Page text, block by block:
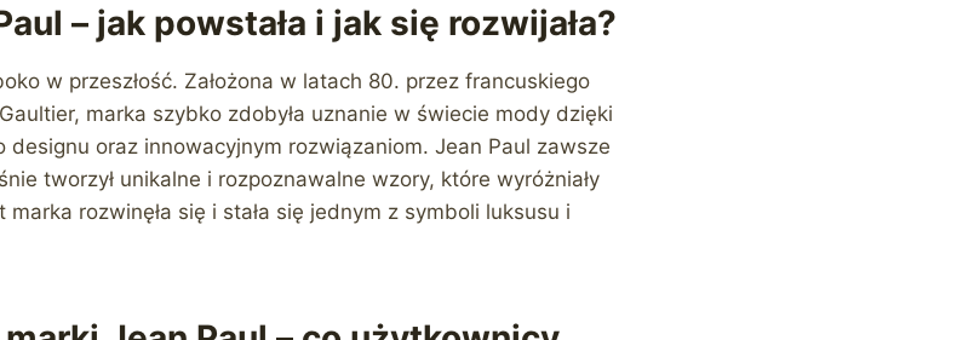
– jak powstała i jak się rozwijała?
w przeszłość. Założona w latach 80. przez francuskiego
marka szybko zdobyła uznanie w świecie mody dzięki
oraz innowacyjnym rozwiązaniom. Jean Paul zawsze
tworzył unikalne i rozpoznawalne wzory, które wyróżniały
rozwinęła się i stała się jednym z symboli luksusu i